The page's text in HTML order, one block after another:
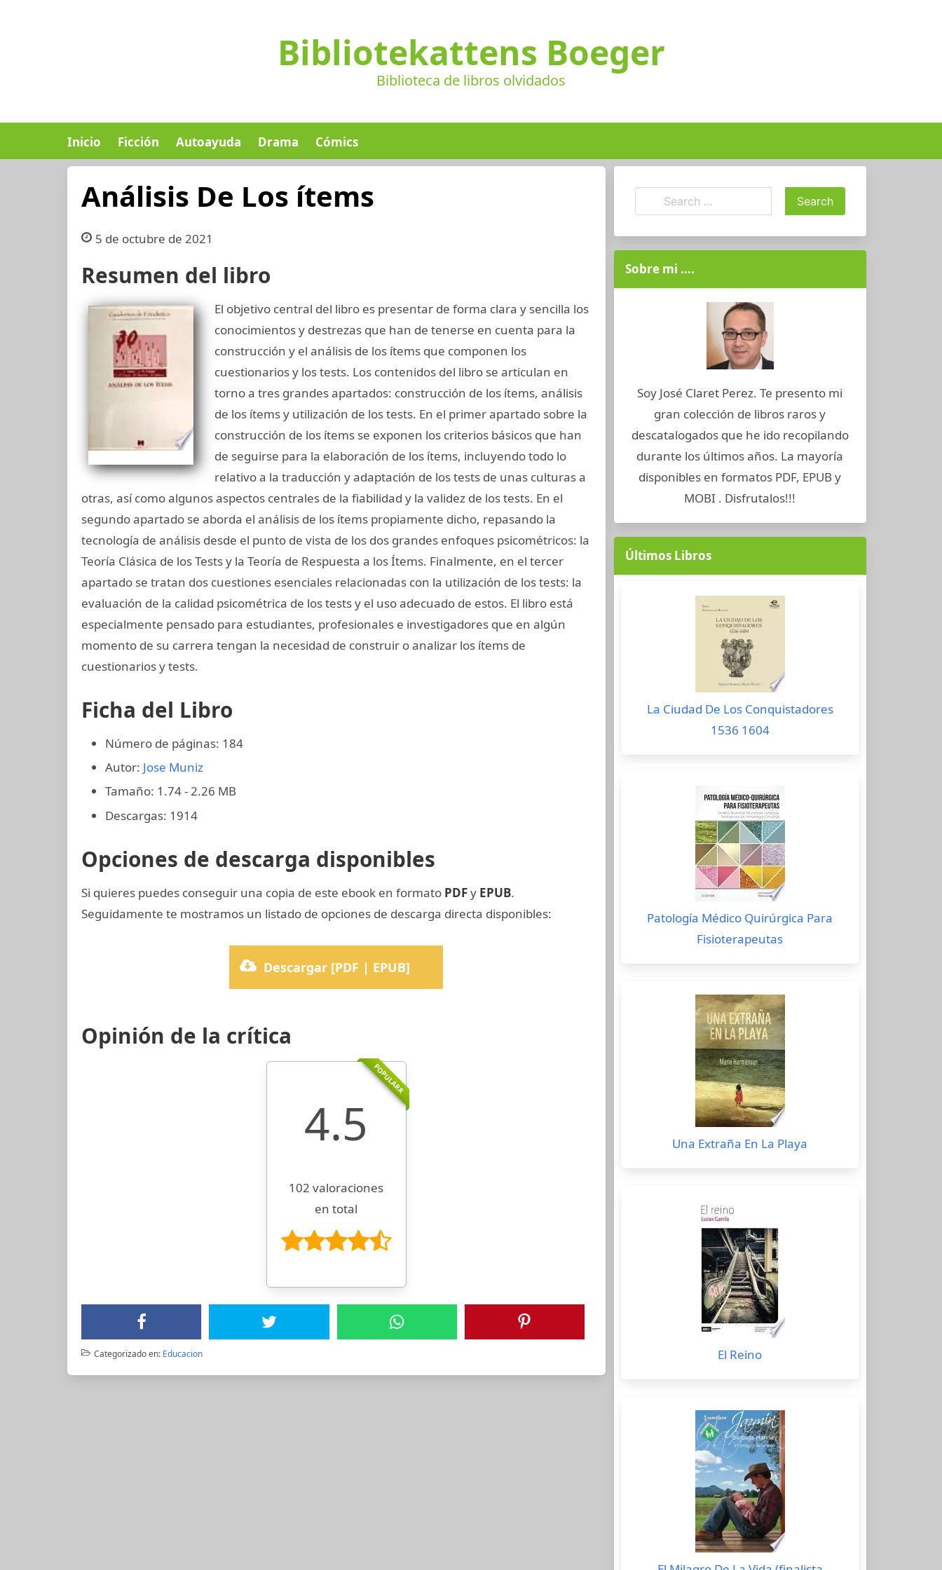
Bibliotekattens Boeger
Biblioteca de libros olvidados
Inicio Ficción Autoayuda Drama Cómics
Análisis De Los ítems
5 de octubre de 2021
Resumen del libro
El objetivo central del libro es presentar de forma clara y sencilla los
conocimientos y destrezas que han de tenerse en cuenta para la
construcción y el análisis de los ítems que componen los
cuestionarios y los tests. Los contenidos del libro se articulan en
torno a tres grandes apartados: construcción de los ítems, análisis
de los ítems y utilización de los tests. En el primer apartado sobre la
construcción de los ítems se exponen los criterios básicos que han
de seguirse para la elaboración de los ítems, incluyendo todo lo
relativo a la traducción y adaptación de los tests de unas culturas a
otras, así como algunos aspectos centrales de la fiabilidad y la validez de los tests. En el
segundo apartado se aborda el análisis de los ítems propiamente dicho, repasando la
tecnología de análisis desde el punto de vista de los dos grandes enfoques psicométricos: la
Teoría Clásica de los Tests y la Teoría de Respuesta a los Ítems. Finalmente, en el tercer
apartado se tratan dos cuestiones esenciales relacionadas con la utilización de los tests: la
evaluación de la calidad psicométrica de los tests y el uso adecuado de estos. El libro está
especialmente pensado para estudiantes, profesionales e investigadores que en algún
momento de su carrera tengan la necesidad de construir o analizar los ítems de
cuestionarios y tests.
Ficha del Libro
Número de páginas: 184
Autor: Jose Muniz
Tamaño: 1.74 - 2.26 MB
Descargas: 1914
Opciones de descarga disponibles
Si quieres puedes conseguir una copia de este ebook en formato PDFy EPUB.
Seguidamente te mostramos un listado de opciones de descarga directa disponibles:
Descargar [PDF | EPUB]
Opinión de la crítica
POPULARR
4.5
102 valoraciones
en total
Categorizado en: Educacion
Sobre mi ….
Soy José Claret Perez. Te presento mi
gran colección de libros raros y
descatalogados que he ido recopilando
durante los últimos años. La mayoría
disponibles en formatos PDF, EPUB y
MOBI . Disfrutalos!!!
Últimos Libros
La Ciudad De Los Conquistadores
1536 1604
Patología Médico Quirúrgica Para
Fisioterapeutas
Una Extraña En La Playa
El Reino